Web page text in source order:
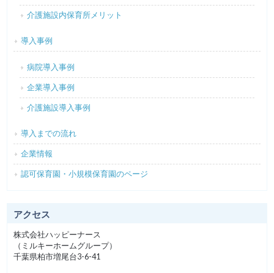
介護施設内保育所メリット
導入事例
病院導入事例
企業導入事例
介護施設導入事例
導入までの流れ
企業情報
認可保育園・小規模保育園のページ
アクセス
株式会社ハッピーナース
（ミルキーホームグループ）
千葉県柏市増尾台3-6-41